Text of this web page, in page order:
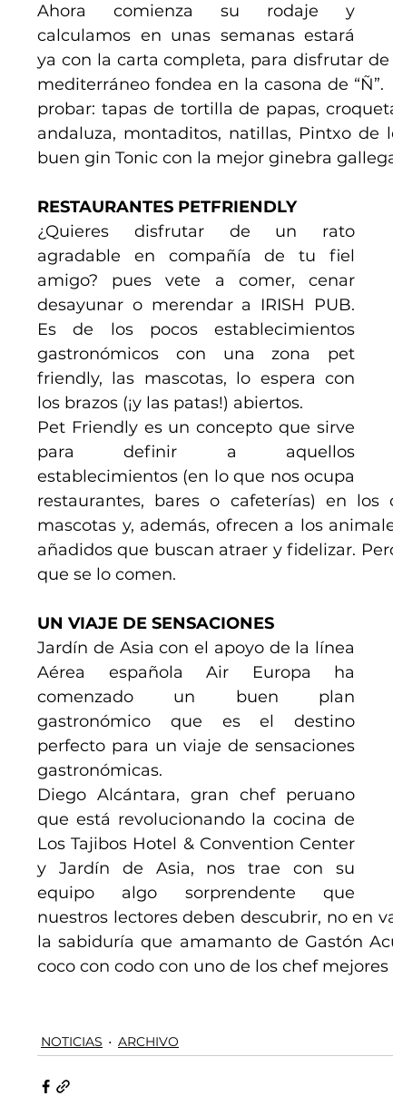
Ahora comienza su rodaje y
calculamos en unas semanas estará
ya con la carta completa, para disfrutar
mediterráneo fondea en la casona de
probar: tapas de tortilla de papas,
andaluza, montaditos, natillas, Pintxo
buen gin Tonic con la mejor ginebra
RESTAURANTES PETFRIENDLY
¿Quieres disfrutar de un rato
agradable en compañía de tu fiel
amigo? pues vete a comer, cenar
desayunar o merendar a IRISH PUB.
Es de los pocos establecimientos
gastronómicos con una zona pet
friendly, las mascotas, lo espera con
los brazos (¡y las patas!) abiertos.
Pet Friendly es un concepto que sirve
para definir a aquellos
establecimientos (en lo que nos ocupa
restaurantes, bares o cafeterías) en
mascotas y, además, ofrecen a los
añadidos que buscan atraer y fidelizar.
que se lo comen.
UN VIAJE DE SENSACIONES
Jardín de Asia con el apoyo de la línea
Aérea española Air Europa ha
comenzado un buen plan
gastronómico que es el destino
perfecto para un viaje de sensaciones
gastronómicas.
Diego Alcántara, gran chef peruano
que está revolucionando la cocina de
Los Tajibos Hotel & Convention Center
y Jardín de Asia, nos trae con su
equipo algo sorprendente que
nuestros lectores deben descubrir, no en
la sabiduría que amamanto de Gastón
coco con codo con uno de los chef
NOTICIAS ARCHIVO